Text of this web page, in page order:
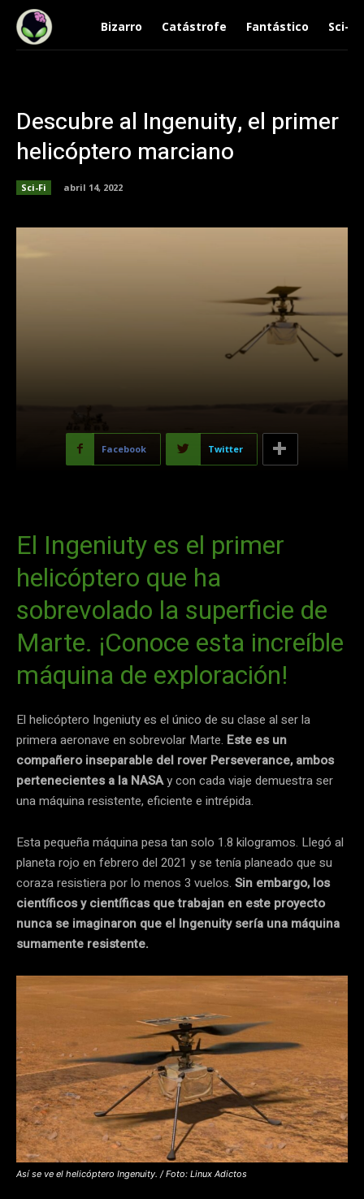
Bizarro Catástrofe Fantástico Sci-Fi
Descubre al Ingenuity, el primer
helicóptero marciano
Sci-Fi abril 14, 2022
Facebook Twitter
El Ingeniuty es el primer
helicóptero que ha
sobrevolado la superficie de
Marte. ¡Conoce esta increíble
máquina de exploración!
El helicóptero Ingeniuty es el único de su clase al ser la
primera aeronave en sobrevolar Marte. Este es un
compañero inseparable del rover Perseverance, ambos
pertenecientes a la NASAy con cada viaje demuestra ser
una máquina resistente, eficiente e intrépida.
Esta pequeña máquina pesa tan solo 1.8 kilogramos. Llegó al
planeta rojo en febrero del 2021 y se tenía planeado que su
coraza resistiera por lo menos 3 vuelos. Sin embargo, los
científicos y científicas que trabajan en este proyecto
nunca se imaginaron que el Ingenuity sería una máquina
sumamente resistente.
Así se ve el helicóptero Ingenuity. / Foto: Linux Adictos